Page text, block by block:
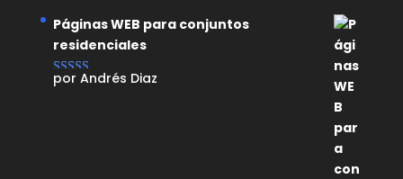
Páginas WEB para conjuntos
residenciales
Valorado con
por Andrés Diaz